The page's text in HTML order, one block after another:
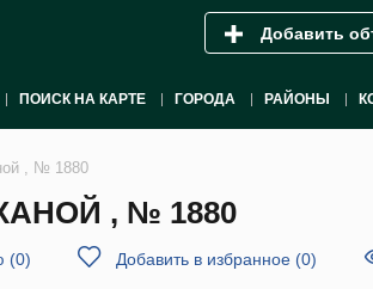
Добавить
ПОИСК НА КАРТЕ ГОРОДА РАЙОНЫ
, № 1880
, № 1880
(0) Добавить в избранное (0)